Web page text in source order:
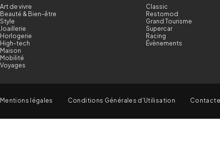
Art de vivre
Beauté & Bien-être
Style
Joaillerie
Horlogerie
High-tech
Maison
Mobilité
Voyages
Classic
Restomod
Grand Tourisme
Supercar
Racing
Évènements
Mentions légales Conditions Générales d'Utilisation